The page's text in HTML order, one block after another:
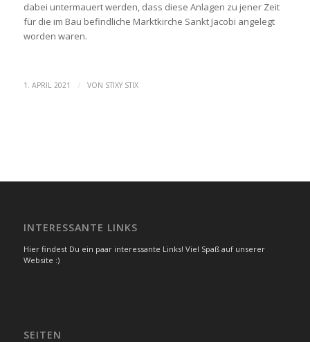
dabei untermauert werden, dass diese Anlagen zu jener Zeit
für die im Bau befindliche Marktkirche Sankt Jacobi angelegt
worden waren.
1. APRIL 2021 / VON STIXY STIX
INTERESSANTE LINKS
Hier findest Du ein paar interessante Links! Viel Spaß auf unserer
Website :)
SEITEN